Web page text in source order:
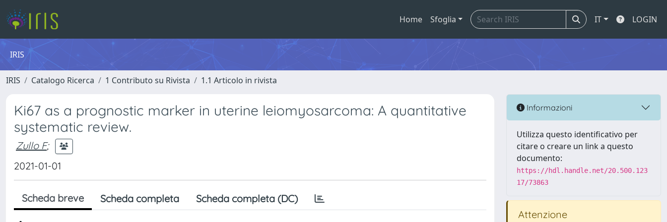
Home Sfoglia IT LOGIN
IRIS
IRIS Catalogo Ricerca 1 Contributo su Rivista 1.1 Articolo in rivista
Ki67 as a prognostic marker in uterine leiomyosarcoma: A quantitative
systematic review.
Zullo F;
2021-01-01
Scheda breve Scheda completa Scheda completa (DC)
Informazioni
Utilizza questo identificativo per
citare o creare un link a questo
documento:
https://hdl.handle.net/20.500.123
17/73863
Attenzione